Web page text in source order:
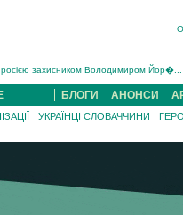
росією захисником Володимиром Йор�...
Богданом Югасом, який два роки �...
Юліана Гербея (ФОТО)[/gree...
Роздяловський (ФОТО)...
постраждали 13 людей (ФОТО)...
за обвинувачен...
БЛОГИ АНОНСИ
УКРАЇНЦІ СЛОВАЧЧИНИ